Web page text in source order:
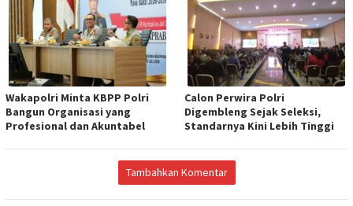
Wakapolri Minta KBPP Polri
Bangun Organisasi yang
Profesional dan Akuntabel
Calon Perwira Polri
Digembleng Sejak Seleksi,
Standarnya Kini Lebih Tinggi
Tambahkan Komentar